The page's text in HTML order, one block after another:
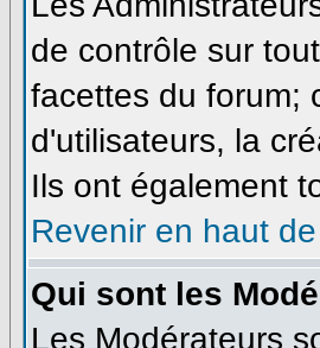
de contrôle sur
facettes du forum;
d'utilisateurs, la
Ils ont également
Revenir en haut
Qui sont les
Les Modérateurs